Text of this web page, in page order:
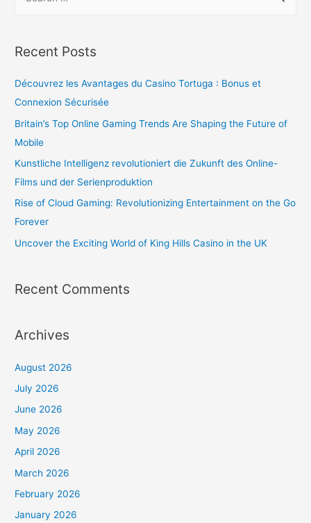
Recent Posts
Découvrez les Avantages du Casino Tortuga : Bonus et
Connexion Sécurisée
Britain’s Top Online Gaming Trends Are Shaping the Future of
Mobile
Kunstliche Intelligenz revolutioniert die Zukunft des Online-
Films und der Serienproduktion
Rise of Cloud Gaming: Revolutionizing Entertainment on the Go
Forever
Uncover the Exciting World of King Hills Casino in the UK
Recent Comments
Archives
August 2026
July 2026
June 2026
May 2026
April 2026
March 2026
February 2026
January 2026